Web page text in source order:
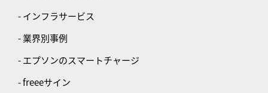
- インフラサービス
- 業界別事例
- エプソンのスマートチャージ
- freeeサイン